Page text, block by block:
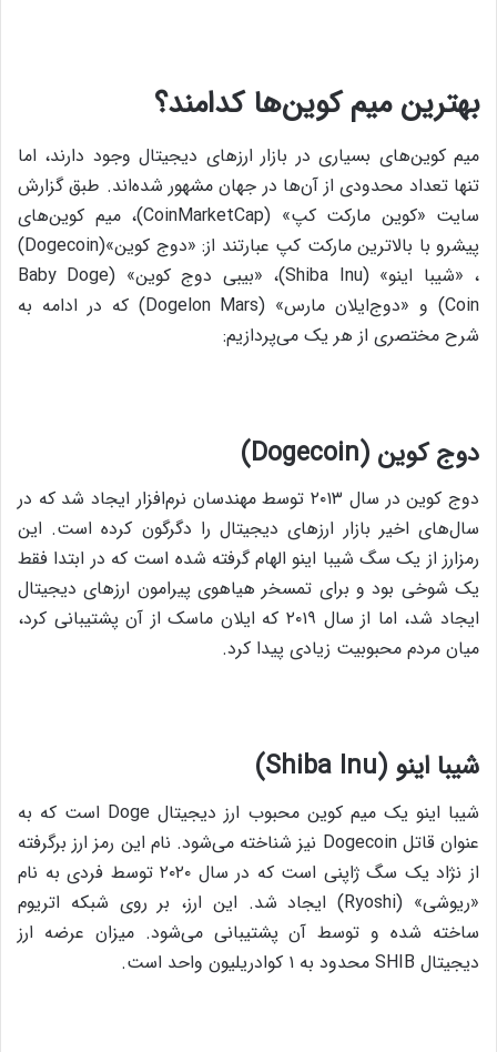
بهترین میم کوین‌ها کدامند؟
میم کوین‌های بسیاری در بازار ارزهای دیجیتال وجود دارند، اما
تنها تعداد محدودی از آن‌ها در جهان مشهور شده‌اند. طبق گزارش
سایت «کوین مارکت کپ» (CoinMarketCap)، میم کوین‌های
پیشرو با بالاترین مارکت کپ عبارتند از: «دوج کوین»(Dogecoin)
، «شیبا اینو» (Shiba Inu)، «بیبی دوج کوین» (Baby Doge
Coin) و «دوج‌ایلان مارس» (Dogelon Mars) که در ادامه به
شرح مختصری از هر یک می‌پردازیم:
دوج کوین (Dogecoin)
دوج کوین در سال ۲۰۱۳ توسط مهندسان نرم‌افزار ایجاد شد که در
سال‌های اخیر بازار ارزهای دیجیتال را دگرگون کرده است. این
رمزارز از یک سگ شیبا اینو الهام گرفته شده است که در ابتدا فقط
یک شوخی بود و برای تمسخر هیاهوی پیرامون ارزهای دیجیتال
ایجاد شد، اما از سال ۲۰۱۹ که ایلان ماسک از آن پشتیبانی کرد،
میان مردم محبوبیت زیادی پیدا کرد.
شیبا اینو (Shiba Inu)
شیبا اینو یک میم کوین محبوب ارز دیجیتال Doge است که به
عنوان قاتل Dogecoin نیز شناخته می‌شود. نام این رمز ارز برگرفته
از نژاد یک سگ ژاپنی است که در سال ۲۰۲۰ توسط فردی به نام
«ریوشی» (Ryoshi) ایجاد شد. این ارز، بر روی شبکه اتریوم
ساخته شده و توسط آن پشتیبانی می‌شود. میزان عرضه ارز
دیجیتال SHIB محدود به ۱ کوادریلیون واحد است.